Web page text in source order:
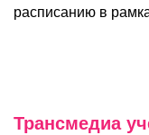
расписанию в
Трансмедиа